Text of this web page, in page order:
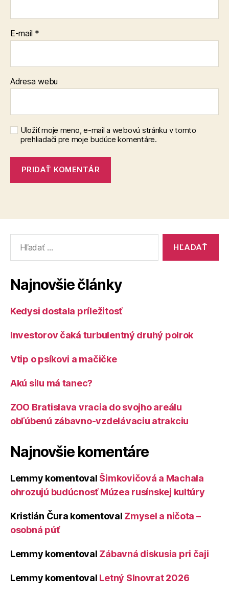
E-mail *
Adresa webu
Uložiť moje meno, e-mail a webovú stránku v tomto
prehliadači pre moje budúce komentáre.
Najnovšie články
Kedysi dostala príležitosť
Investorov čaká turbulentný druhý polrok
Vtip o psíkovi a mačičke
Akú silu má tanec?
ZOO Bratislava vracia do svojho areálu
obľúbenú zábavno-vzdelávaciu atrakciu
Najnovšie komentáre
Lemmy komentoval Šimkovičová a Machala
ohrozujú budúcnosť Múzea rusínskej kultúry
Kristián Čura komentoval Zmysel a ničota –
osobná púť
Lemmy komentoval Zábavná diskusia pri čaji
Lemmy komentoval Letný Slnovrat 2026